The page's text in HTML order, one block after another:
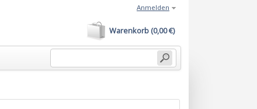
Warenkorb (0,00 €)
Anmelden